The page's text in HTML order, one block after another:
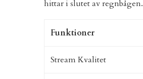
hittar i slutet av regnbågen.
Funktioner
Stream Kvalitet